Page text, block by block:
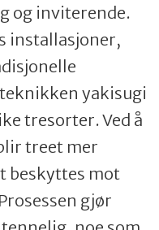
og inviterende.
installasjoner,
yakisugi
tresorter. Ved å
treet mer
beskyttes mot
gjør